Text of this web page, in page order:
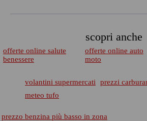
scopri anche
offerte online salute
benessere
offerte online auto
moto
volantini supermercati prezzi
meteo tufo
prezzo benzina più basso in zona